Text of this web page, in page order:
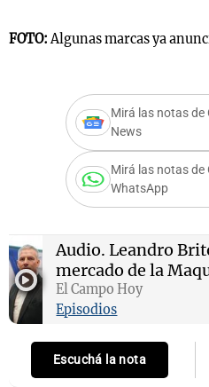
FOTO:Algunas marcas ya
Mirá las notas de
News
Mirá las notas de
WhatsApp
Audio. Leandro
mercado de la
El Campo Hoy
Episodios
Escuchá la nota
Notas
Mundial 2026